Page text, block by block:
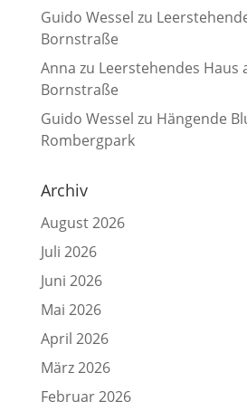
Guido Wessel zu
Bornstraße
Anna zu Leerstehendes Haus
Bornstraße
Guido Wessel zu Hängende
Rombergpark
Archiv
August 2026
Juli 2026
Juni 2026
Mai 2026
April 2026
März 2026
Februar 2026